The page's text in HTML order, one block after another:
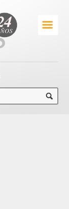
☰